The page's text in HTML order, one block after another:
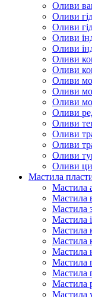
Оливи
Оливи
Оливи
Оливи
Оливи
Оливи
Оливи
Оливи
Оливи
Оливи
Оливи
Оливи
Оливи
Оливи
Оливи
Оливи
Мастила
Мастила
Мастила
Мастила
Мастила
Мастила
Мастила
Мастила
Мастила
Мастила
Мастила
Мастила